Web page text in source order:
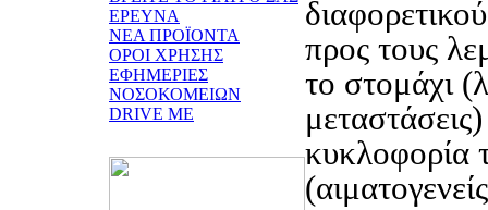
ΕΡΕΥΝΑ
ΝΕΑ ΠΡΟΪΟΝΤΑ
ΟΡΟΙ ΧΡΗΣΗΣ
ΕΦΗΜΕΡΙΕΣ
ΝΟΣΟΚΟΜΕΙΩΝ
DRIVE ME
προς τους
το στομάχι
κυκλοφορία